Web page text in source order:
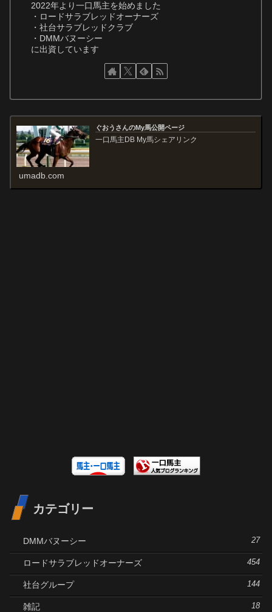
2022年より一口馬主を始めました
・ロードサラブレッドオーナーズ
・社台サラブレッドクラブ
・DMMバヌーシー
に出資しています
ぐおうさんのMy馬公開ページ
一口馬主DB My馬シェアリンク
umadb.com
カテゴリー
DMMバヌーシー 27
ロードサラブレッドオーナーズ 454
社台グループ 144
雑記 18